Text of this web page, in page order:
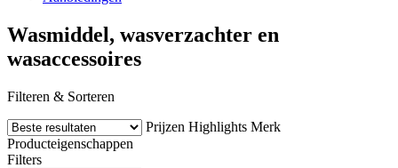
Wasmiddel, wasverzachter en
wasaccessoires
Filteren & Sorteren
Prijzen Highlights Merk
Producteigenschappen
Filters